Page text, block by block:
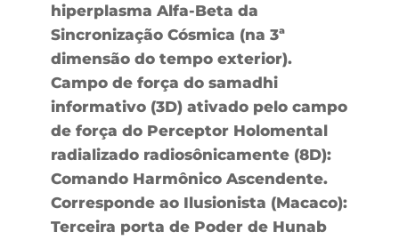
hiperplasma Alfa-Beta da
Sincronização Cósmica (na 3ª
dimensão do tempo exterior).
Campo de força do samadhi
informativo (3D) ativado pelo campo
de força do Perceptor Holomental
radializado radiosônicamente (8D):
Comando Harmônico Ascendente.
Corresponde ao Ilusionista (Macaco):
Terceira porta de Poder de Hunab